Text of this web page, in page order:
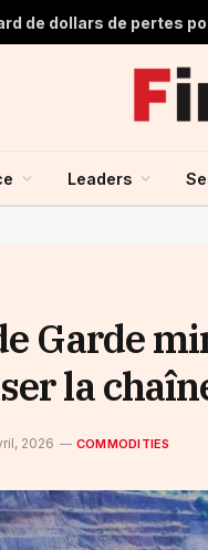
Leaders
Garde
la
2026 COMMODITIES